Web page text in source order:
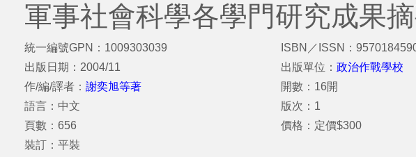
軍事社會科學各學門研究成果
統一編號GPN：1009303039
出版日期：2004/11
作/編/譯者： 謝奕旭等著
語言：中文
頁數：656
裝訂：平裝
ISBN／ISSN：
出版單位：政治作戰學校
開數：16開
版次：1
價格：定價$300